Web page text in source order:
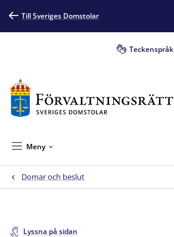
Till Sveriges Domstolar
Teckenspråk
Meny
Domar och beslut
Lyssna på sidan